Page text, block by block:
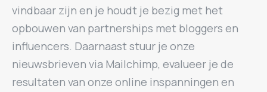
vindbaar zijn en je houdt je bezig met het
opbouwen van partnerships met bloggers en
influencers. Daarnaast stuur je onze
nieuwsbrieven via Mailchimp, evalueer je de
resultaten van onze online inspanningen en